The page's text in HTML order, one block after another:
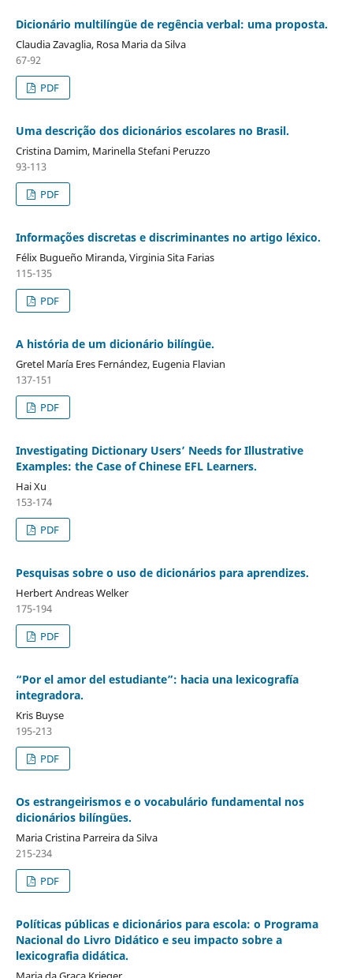
Dicionário multilíngüe de regência verbal: uma proposta.
Claudia Zavaglia, Rosa Maria da Silva
67-92
PDF
Uma descrição dos dicionários escolares no Brasil.
Cristina Damim, Marinella Stefani Peruzzo
93-113
PDF
Informações discretas e discriminantes no artigo léxico.
Félix Bugueño Miranda, Virginia Sita Farias
115-135
PDF
A história de um dicionário bilíngüe.
Gretel María Eres Fernández, Eugenia Flavian
137-151
PDF
Investigating Dictionary Users’ Needs for Illustrative
Examples: the Case of Chinese EFL Learners.
Hai Xu
153-174
PDF
Pesquisas sobre o uso de dicionários para aprendizes.
Herbert Andreas Welker
175-194
PDF
“Por el amor del estudiante”: hacia una lexicografía
integradora.
Kris Buyse
195-213
PDF
Os estrangeirismos e o vocabulário fundamental nos
dicionários bilíngües.
Maria Cristina Parreira da Silva
215-234
PDF
Políticas públicas e dicionários para escola: o Programa
Nacional do Livro Didático e seu impacto sobre a
lexicografia didática.